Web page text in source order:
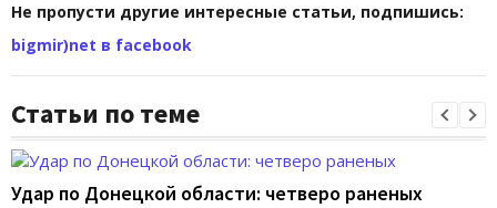
Не пропусти другие интересные статьи, подпишись:
bigmir)net в facebook
Статьи по теме
Удар по Донецкой области: четверо раненых